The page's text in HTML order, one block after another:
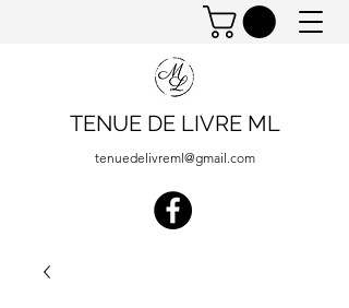
TENUE DE LIVRE ML
tenuedelivreml@gmail.com